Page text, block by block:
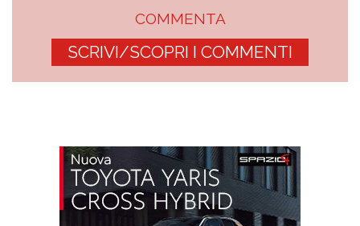
COMMENTA
SCRIVI/SCOPRI I COMMENTI